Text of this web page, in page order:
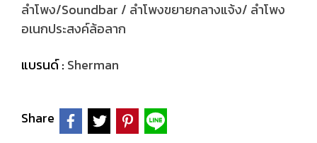
ลำโพง/Soundbar / ลำโพงขยายกลางแจ้ง/ ลำโพง
อเนกประสงค์ล้อลาก
แบรนด์ : Sherman
Share